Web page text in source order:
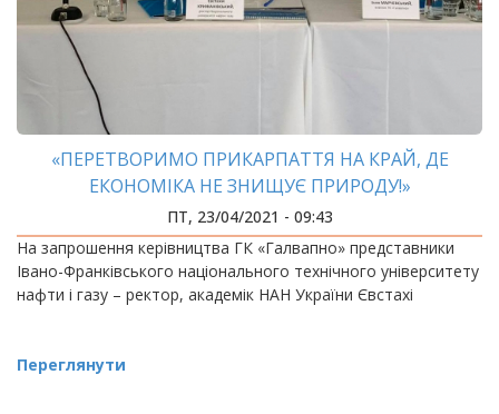
«ПЕРЕТВОРИМО ПРИКАРПАТТЯ НА КРАЙ, ДЕ
ЕКОНОМІКА НЕ ЗНИЩУЄ ПРИРОДУ!»
ПТ, 23/04/2021 - 09:43
На запрошення керівництва ГК «Галвапно» представники
Івано-Франківського національного технічного університету
нафти і газу – ректор, академік НАН України Євстахі
Переглянути